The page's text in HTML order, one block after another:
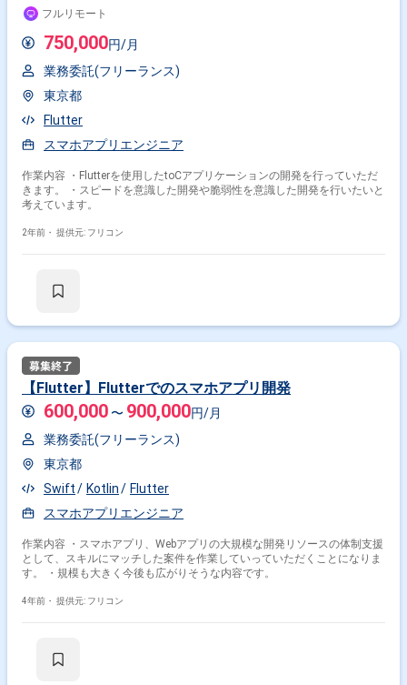
フルリモート
750,000円/月
業務委託(フリーランス)
東京都
Flutter
スマホアプリエンジニア
作業内容 ・Flutterを使用したtoCアプリケーションの開発を行っていただ
きます。 ・スピードを意識した開発や脆弱性を意識した開発を行いたいと
考えています。
2年前・ 提供元: フリコン
【Flutter】Flutterでのスマホアプリ開発
600,000 〜 900,000円/月
業務委託(フリーランス)
東京都
Swift
Kotlin
Flutter
スマホアプリエンジニア
作業内容 ・スマホアプリ、Webアプリの大規模な開発リソースの体制支援
として、スキルにマッチした案件を作業していっていただくことになりま
す。 ・規模も大きく今後も広がりそうな内容です。
4年前・ 提供元: フリコン